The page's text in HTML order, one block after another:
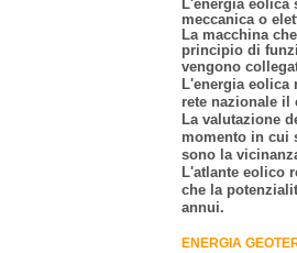
L'energia
meccanica o
La macchina
principio di
vengono
L'energia
rete nazionale
La valutazione
momento in cui
sono la
L'atlante eolico
che la
annui.
ENERGIA